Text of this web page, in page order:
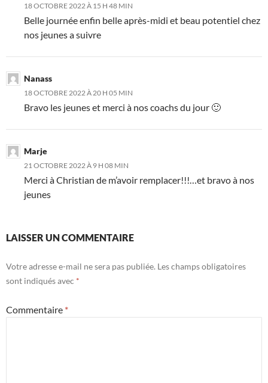
18 OCTOBRE 2022 À 15 H 48 MIN
Belle journée enfin belle après-midi et beau potentiel chez
nos jeunes a suivre
Nanass
18 OCTOBRE 2022 À 20 H 05 MIN
Bravo les jeunes et merci à nos coachs du jour 🙂
Marje
21 OCTOBRE 2022 À 9 H 08 MIN
Merci à Christian de m’avoir remplacer!!!…et bravo à nos
jeunes
LAISSER UN COMMENTAIRE
Votre adresse e-mail ne sera pas publiée. Les champs obligatoires
sont indiqués avec *
Commentaire *